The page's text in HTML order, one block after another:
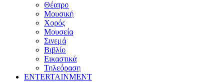
Θέατρο
Μουσική
Χορός
Μουσεία
Σινεμά
Βιβλίο
Εικαστικά
Τηλεόραση
ENTERTAINMENT